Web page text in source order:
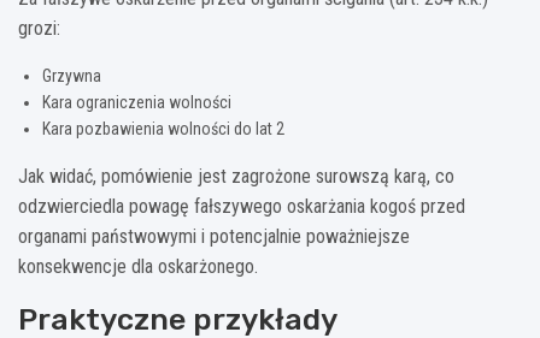
grozi:
Grzywna
Kara ograniczenia wolności
Kara pozbawienia wolności do lat 2
Jak widać, pomówienie jest zagrożone surowszą karą, co
odzwierciedla powagę fałszywego oskarżania kogoś przed
organami państwowymi i potencjalnie poważniejsze
konsekwencje dla oskarżonego.
Praktyczne przykłady